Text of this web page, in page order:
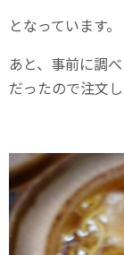
となっています。
あと、事前に調
だったので注文し